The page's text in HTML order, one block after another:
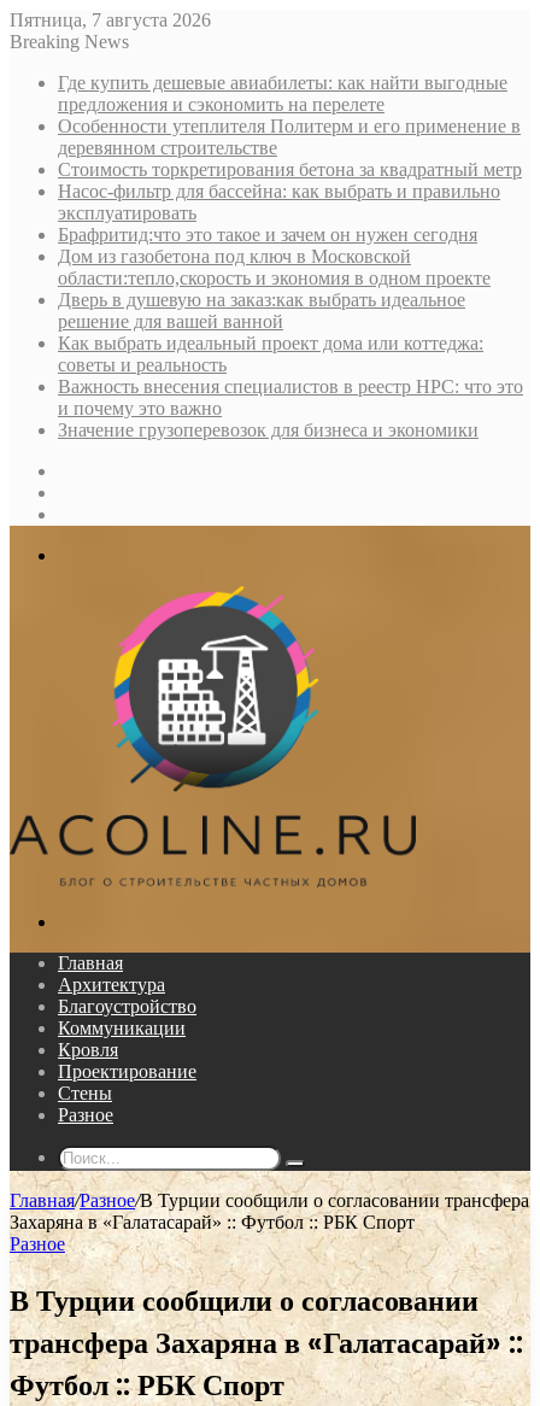
Пятница, 7 августа 2026
Breaking News
Где купить дешевые авиабилеты: как найти выгодные
предложения и сэкономить на перелете
Особенности утеплителя Политерм и его применение в
деревянном строительстве
Стоимость торкретирования бетона за квадратный метр
Насос-фильтр для бассейна: как выбрать и правильно
эксплуатировать
Брафритид:что это такое и зачем он нужен сегодня
Дом из газобетона под ключ в Московской
области:тепло,скорость и экономия в одном проекте
Дверь в душевую на заказ:как выбрать идеальное
решение для вашей ванной
Как выбрать идеальный проект дома или коттеджа:
советы и реальность
Важность внесения специалистов в реестр НРС: что это
и почему это важно
Значение грузоперевозок для бизнеса и экономики
Главная
Архитектура
Благоустройство
Коммуникации
Кровля
Проектирование
Стены
Разное
Поиск...
Главная/Разное/В Турции сообщили о согласовании трансфера
Захаряна в «Галатасарай» :: Футбол :: РБК Спорт
Разное
В Турции сообщили о согласовании
трансфера Захаряна в «Галатасарай» ::
Футбол :: РБК Спорт